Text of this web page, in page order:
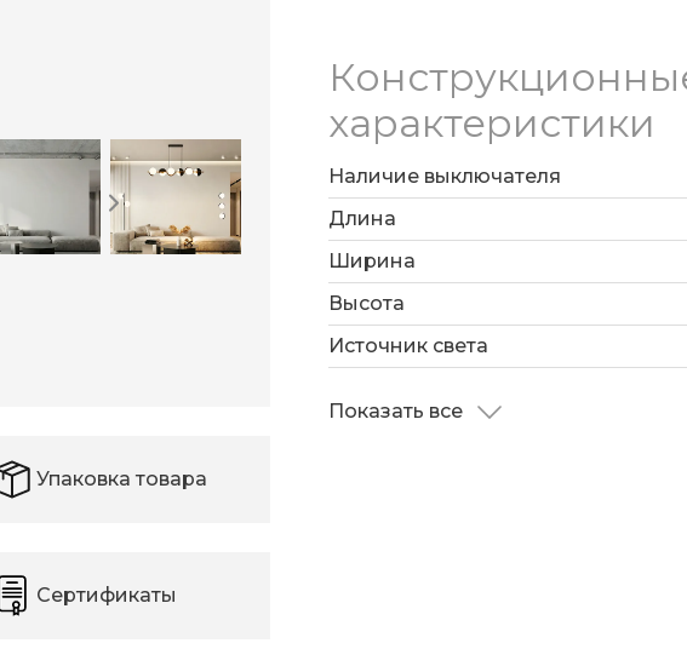
Упаковка товара
Сертификаты
характеристики
Наличие выключателя
Длина
Ширина
Высота
Источник света
Показать все